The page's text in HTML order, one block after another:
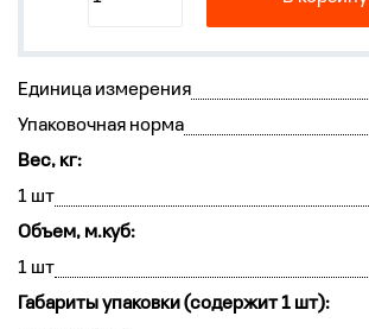
Единица измерения
Упаковочная норма
Вес, кг:
1 шт
Объем, м.куб:
1 шт
Габариты упаковки (содержит 1 шт):